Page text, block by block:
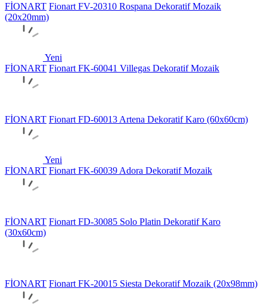
FİONART Fionart FV-20310 Rospana Dekoratif Mozaik
(20x20mm)
Yeni
FİONART Fionart FK-60041 Villegas Dekoratif Mozaik
FİONART Fionart FD-60013 Artena Dekoratif Karo (60x60cm)
Yeni
FİONART Fionart FK-60039 Adora Dekoratif Mozaik
FİONART Fionart FD-30085 Solo Platin Dekoratif Karo
(30x60cm)
FİONART Fionart FK-20015 Siesta Dekoratif Mozaik (20x98mm)